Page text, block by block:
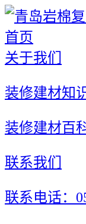
首页
关于我们
装修建材知
装修建材百
联系我们
联系电话：